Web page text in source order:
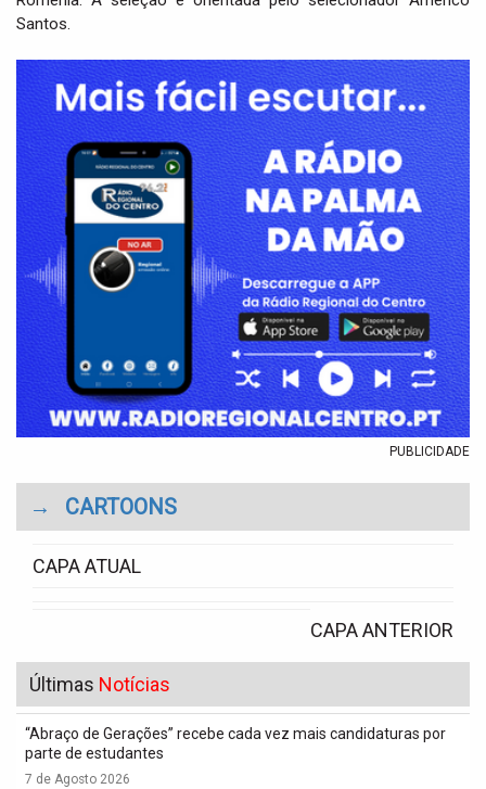
Santos.
PUBLICIDADE
→ CARTOONS
CAPA ATUAL
CAPA ANTERIOR
Últimas Notícias
“Abraço de Gerações” recebe cada vez mais candidaturas por
parte de estudantes
7 de Agosto 2026